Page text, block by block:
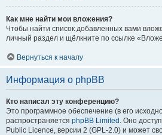
Как мне найти мои вложения?
Чтобы найти список добавленных вами
личный раздел и щёлкните по ссылке
Вернуться к началу
Информация о phpBB
Кто написал эту конференцию?
Это программное обеспечение (в его
распространяется phpBB Limited . Оно
Public Licence, версии 2 (GPL-2.0) и может